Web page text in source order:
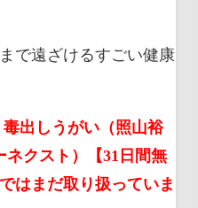
で遠ざけるすごい健康
出しうがい（照山裕
クスト）【31日間無
はまだ取り扱っていま